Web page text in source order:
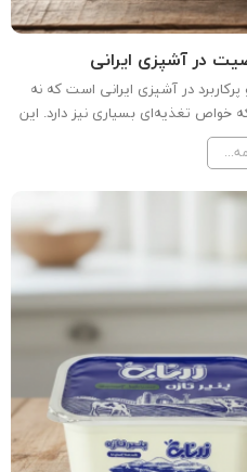
در آشپزی ایرانی
در آشپزی ایرانی است که نه
خواص تغذیه‌ای بسیاری نیز دارد. این
آش رشته، که یکی از محبوب‌ترین